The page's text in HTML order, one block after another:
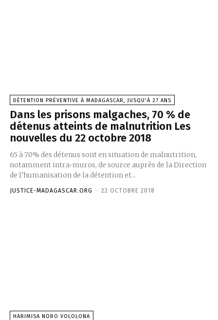
DÉTENTION PRÉVENTIVE À MADAGASCAR, JUSQU'À 27 ANS
Dans les prisons malgaches, 70 % de
détenus atteints de malnutrition Les
nouvelles du 22 octobre 2018
65 à 70% des détenus sont en situation de malnutrition,
notamment intra-muros, de source auprès de la Direction
de l’humanisation de la détention et...
JUSTICE-MADAGASCAR.ORG - 22 OCTOBRE 2018
HARIMISA NORO VOLOLONA